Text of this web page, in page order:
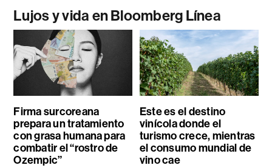
Lujos y vida en Bloomberg Línea
Firma surcoreana
prepara un tratamiento
con grasa humana para
combatir el “rostro de
Ozempic”
Este es el destino
vinícola donde el
turismo crece, mientras
el consumo mundial de
vino cae